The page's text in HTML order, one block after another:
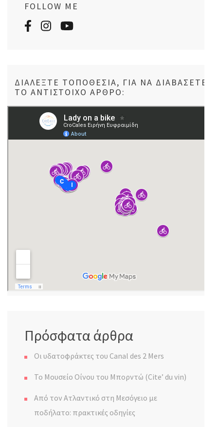
FOLLOW ME
ΔΙΑΛΈΞΤΕ ΤΟΠΟΘΕΣΊΑ, ΓΙΑ ΝΑ ΔΙΑΒΆΣΕΤΕ
ΤΟ ΑΝΤΊΣΤΟΙΧΟ ΆΡΘΡΟ:
Πρόσφατα άρθρα
Οι υδατοφράκτες του Canal des 2 Mers
Το Μουσείο Οίνου του Μπορντώ (Cite’ du vin)
Από τον Ατλαντικό στη Μεσόγειο με
ποδήλατο: πρακτικές οδηγίες